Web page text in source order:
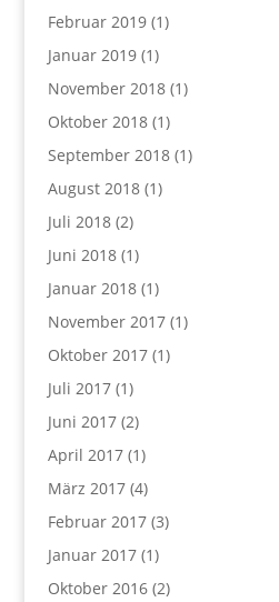
Februar 2019(1)
Januar 2019(1)
November 2018(1)
Oktober 2018(1)
September 2018(1)
August 2018(1)
Juli 2018(2)
Juni 2018(1)
Januar 2018(1)
November 2017(1)
Oktober 2017(1)
Juli 2017(1)
Juni 2017(2)
April 2017(1)
März 2017(4)
Februar 2017(3)
Januar 2017(1)
Oktober 2016(2)